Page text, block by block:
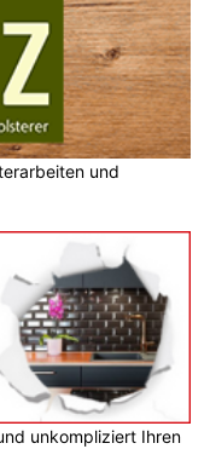
und
unkompliziert Ihren